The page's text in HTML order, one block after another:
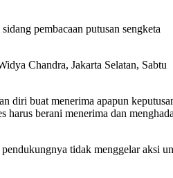
pembacaan putusan sengketa
Chandra, Jakarta Selatan, Sabtu
diri buat menerima apapun
harus berani menerima dan
tidak menggelar aksi